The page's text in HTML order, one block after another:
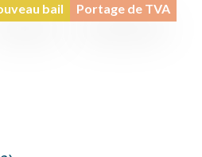
bail
Portage de TVA